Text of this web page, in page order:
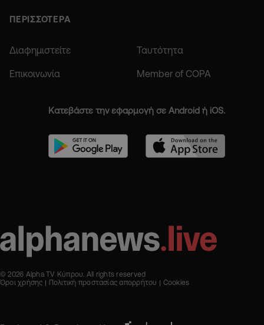
ΠΕΡΙΣΣΟΤΕΡΑ
Διαφημιστείτε Ταυτότητα
Επικοινωνία Member of COPA
Κατεβάστε την εφαρμογή σε Android ή iOS.
© 2026 Alpha TV Κύπρου. All rights reserved
Όροι χρήσης
Πολιτική προστασίας απορρήτου Cookies